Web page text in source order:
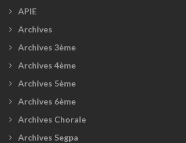
APIE
Archives
Archives 3ème
Archives 4ème
Archives 5ème
Archives 6ème
Archives Chorale
Archives Segpa